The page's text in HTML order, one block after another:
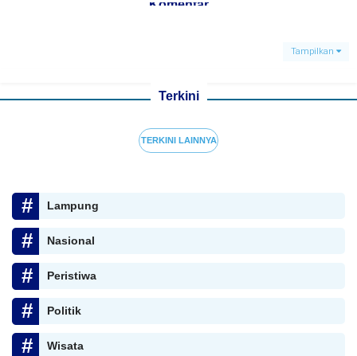
Komentar
Tampilkan
Terkini
TERKINI LAINNYA
Lampung
Nasional
Peristiwa
Politik
Wisata